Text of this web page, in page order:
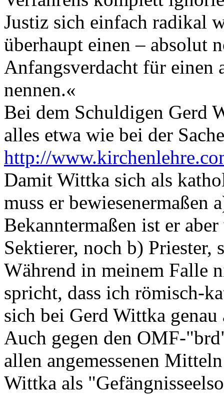
Justiz sich einfach radikal
überhaupt einen – absolut
Anfangsverdacht für einen
nennen.«
Bei dem Schuldigen Gerd
alles etwa wie bei der
http://
Damit Wittka sich als
muss er bewiesenermaßen
Bekanntermaßen ist er
Sektierer, noch b)
Während in meinem Falle
spricht, dass ich römisch-
sich bei Gerd Wittka genau
Auch gegen den OMF-
allen angemessenen
Wittka als